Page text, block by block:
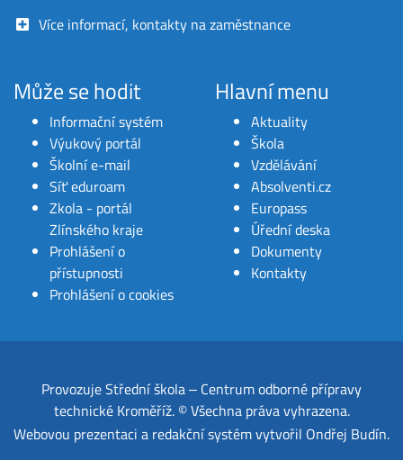
Více informací, kontakty na zaměstnance
Může se hodit
Informační systém
Výukový portál
Školní e-mail
Síť eduroam
Zkola - portál
Zlínského kraje
Prohlášení o
přístupnosti
Prohlášení o cookies
Hlavní menu
Aktuality
Škola
Vzdělávání
Absolventi.cz
Europass
Úřední deska
Dokumenty
Kontakty
ProvozujeStřední škola ‒ Centrum odborné přípravy
technické Kroměříž. © Všechna práva vyhrazena.
Webovou prezentaci a redakční systémvytvořil Ondřej Budín.